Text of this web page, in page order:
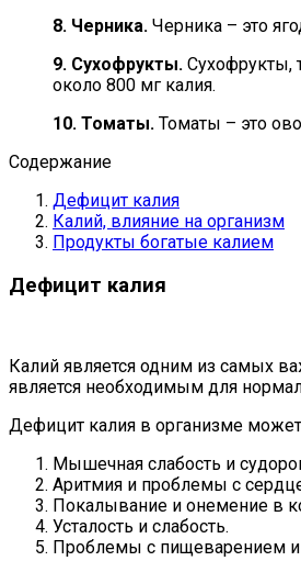
8. Черника. Черника – это
9. Сухофрукты. Сухофрукты,
около 800 мг калия.
10. Томаты. Томаты – это
Содержание
Дефицит калия
Калий, влияние на организм
Продукты богатые калием
Дефицит калия
Калий является одним из самых
является необходимым для
Дефицит калия в организме
Мышечная слабость и
Аритмия и проблемы с
Покалывание и онемение в
Усталость и слабость.
Проблемы с пищеварением